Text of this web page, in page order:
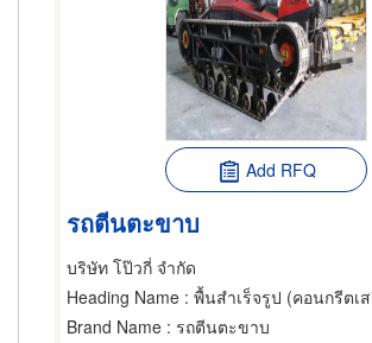
Add RFQ
รถตีนตะขาบ
บริษัท โป๊วกี่ จำกัด
Heading Name : พื้นสำเร็จรูป (คอนกรีตเสริมเหล็กและอัดแรง),
Brand Name : รถตีนตะขาบ